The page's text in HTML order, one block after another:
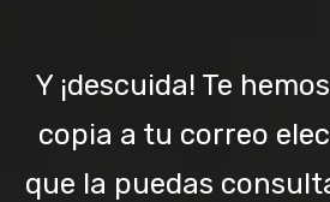
Y ¡descuida! Te
copia a tu correo
que la puedas